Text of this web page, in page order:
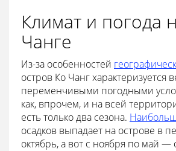
Климат и погода
Чанге
Из-за особенностей
остров Ко Чанг характеризуется
переменчивыми погодными
как, впрочем, и на всей
есть только два сезона.
осадков выпадает на острове в
октябрь, а вот с ноября по май —